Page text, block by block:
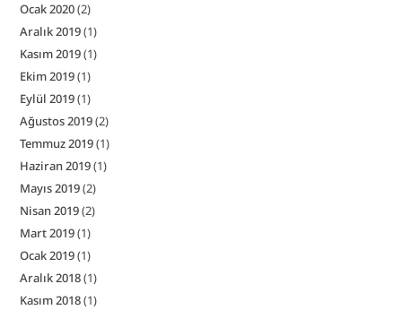
Ocak 2020(2)
Aralık 2019(1)
Kasım 2019(1)
Ekim 2019(1)
Eylül 2019(1)
Ağustos 2019(2)
Temmuz 2019(1)
Haziran 2019(1)
Mayıs 2019(2)
Nisan 2019(2)
Mart 2019(1)
Ocak 2019(1)
Aralık 2018(1)
Kasım 2018(1)